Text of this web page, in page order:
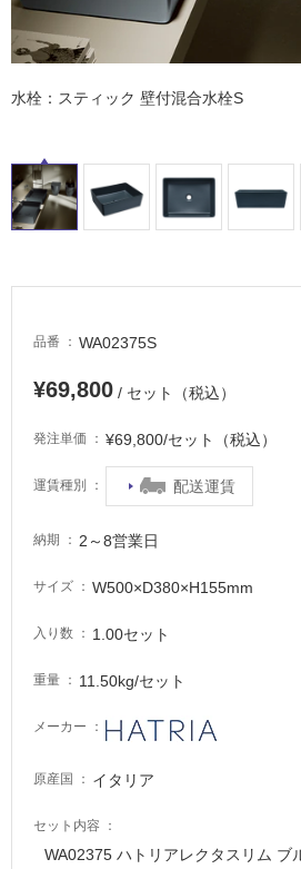
水栓：スティック 壁付混合水栓S
品番 WA02375S
¥69,800 / セット（税込）
発注単価 ¥69,800/セット（税込）
運賃種別 配送運賃
納期 2～8営業日
サイズ W500×D380×H155mm
入り数 1.00セット
重量 11.50kg/セット
メーカー
原産国 イタリア
セット内容
WA02375 ハトリアレクタスリム ブ